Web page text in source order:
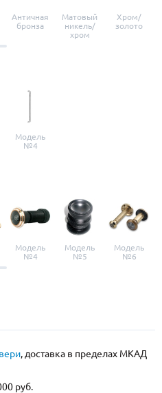
Античная
бронза
Матовый
никель/
хром
Хром/
золото
Модель
№4
Модель
№4
Модель
№5
Модель
№6
, доставка в пределах МКАД
руб.